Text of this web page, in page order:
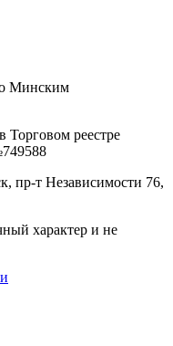
Минским
Торговом реестре
пр-т Независимости 76,
характер и не